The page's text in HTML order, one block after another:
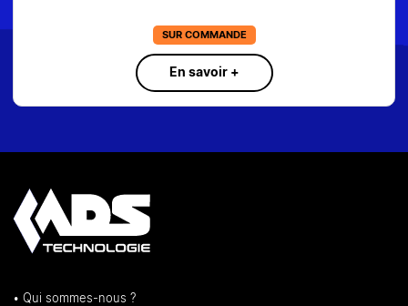
SUR COMMANDE
En savoir +
• Qui sommes-nous ?